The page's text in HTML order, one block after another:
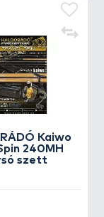
Kaiwo
240MH
szett